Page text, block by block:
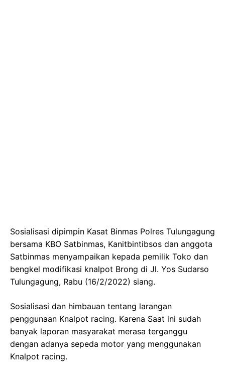
Sosialisasi dipimpin Kasat Binmas Polres Tulungagung
bersama KBO Satbinmas, Kanitbintibsos dan anggota
Satbinmas menyampaikan kepada pemilik Toko dan
bengkel modifikasi knalpot Brong di Jl. Yos Sudarso
Tulungagung, Rabu (16/2/2022) siang.
Sosialisasi dan himbauan tentang larangan
penggunaan Knalpot racing. Karena Saat ini sudah
banyak laporan masyarakat merasa terganggu
dengan adanya sepeda motor yang menggunakan
Knalpot racing.